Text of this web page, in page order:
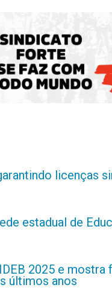
licenças
estadual de
2025 e
últimos anos